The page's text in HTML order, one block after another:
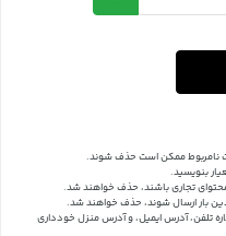
نامربوط ممکن است حذف شوند.
بنویسید.
تجاری باشند، حذف خواهند شد.
بار ارسال شوند، حذف خواهند شد.
تلفن، آدرس ایمیل، و آدرس منزل خودداری